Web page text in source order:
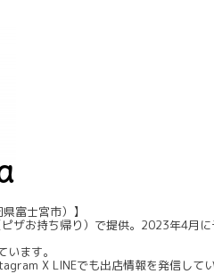
富士宮市）】
ザお持ち帰り）で提供。2023年4月
ます。
X LINEでも出店情報を発信してい